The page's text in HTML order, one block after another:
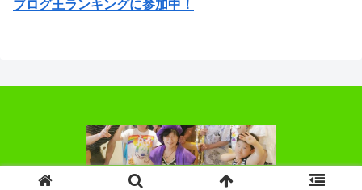
ブログ王ランキングに参加中！
© 2018 お絵かきばあちゃん.